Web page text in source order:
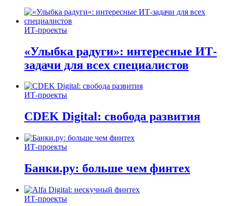
ИТ-проекты
«Улыбка радуги»: интересные ИТ-
задачи для всех специалистов
ИТ-проекты
CDEK Digital: свобода развития
ИТ-проекты
Банки.ру: больше чем финтех
ИТ-проекты